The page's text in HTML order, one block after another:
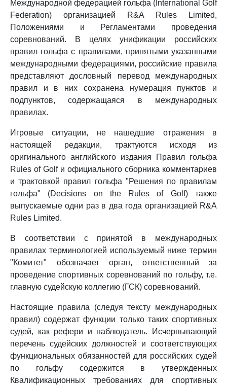
Международной федерацией гольфа (International Golf
Federation) организацией R&A Rules Limited,
Положениями и Регламентами проведения
соревнований. В целях унификации российских
правил гольфа с правилами, принятыми указанными
международными федерациями, российские правила
представляют дословный перевод международных
правил и в них сохранена нумерация пунктов и
подпунктов, содержащаяся в международных
правилах.
Игровые ситуации, не нашедшие отражения в
настоящей редакции, трактуются исходя из
оригинального английского издания Правил гольфа
Rules of Golf и официального сборника комментариев
и трактовкой правил гольфа "Решения по правилам
гольфа" (Decisions on the Rules of Golf) также
выпускаемые одни раз в два года организацией R&A
Rules Limited.
В соответствии с принятой в международных
правилах терминологией используемый ниже термин
"Комитет" обозначает орган, ответственный за
проведение спортивных соревнований по гольфу, т.е.
главную судейскую коллегию (ГСК) соревнований.
Настоящие правила (следуя тексту международных
правил) содержат функции только таких спортивных
судей, как рефери и наблюдатель. Исчерпывающий
перечень судейских должностей и соответствующих
функциональных обязанностей для российских судей
по гольфу содержится в утвержденных
Квалификационных требованиях для спортивных